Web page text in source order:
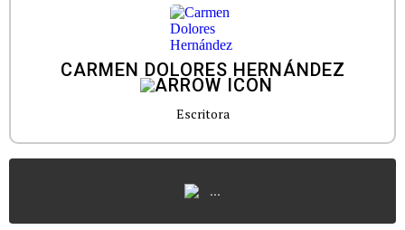
CARMEN DOLORES HERNÁNDEZ
Escritora
...